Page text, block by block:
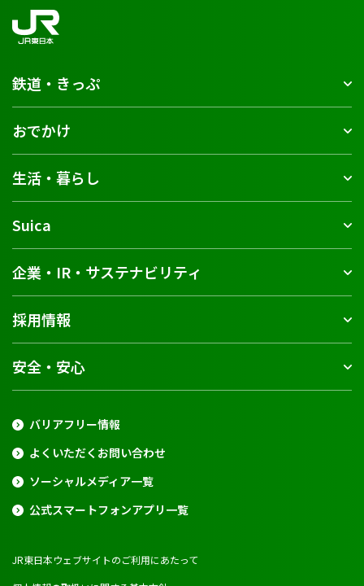
鉄道・きっぷ
おでかけ
生活・暮らし
Suica
企業・IR・サステナビリティ
採用情報
安全・安心
バリアフリー情報
よくいただくお問い合わせ
ソーシャルメディア一覧
公式スマートフォンアプリ一覧
JR東日本ウェブサイトのご利用にあたって